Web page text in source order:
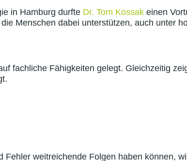
in Hamburg durfte Dr. Tom Kossakeinen
Menschen dabei unterstützen, auch unter
fachliche Fähigkeiten gelegt. Gleichzeitig
weitreichende Folgen haben können,